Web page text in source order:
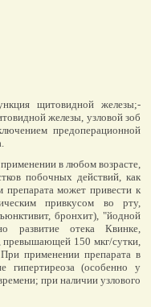
щитовидной железы;-
железы, узловой зоб
предоперационной
в любом возрасте,
побочных действий, как
препарата может привести к
привкусом во рту,
бронхит), "йодной
развитие отека Квинке,
превышающей 150 мкг/сутки,
применении препарата в
гипертиреоза (особенно у
при наличии узлового